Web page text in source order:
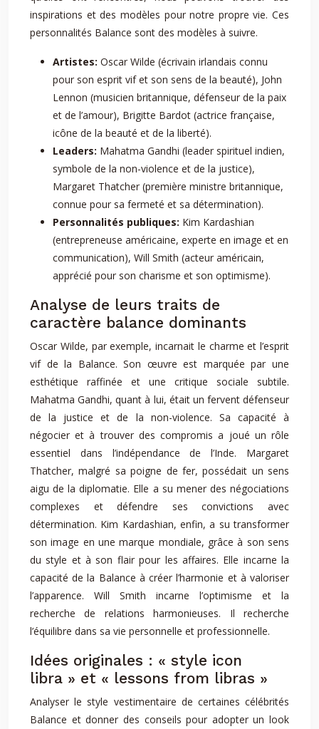
inspirations et des modèles pour notre propre vie. Ces
personnalités Balance sont des modèles à suivre.
Artistes: Oscar Wilde (écrivain irlandais connu
pour son esprit vif et son sens de la beauté), John
Lennon (musicien britannique, défenseur de la paix
et de l’amour), Brigitte Bardot (actrice française,
icône de la beauté et de la liberté).
Leaders: Mahatma Gandhi (leader spirituel indien,
symbole de la non-violence et de la justice),
Margaret Thatcher (première ministre britannique,
connue pour sa fermeté et sa détermination).
Personnalités publiques: Kim Kardashian
(entrepreneuse américaine, experte en image et en
communication), Will Smith (acteur américain,
apprécié pour son charisme et son optimisme).
Analyse de leurs traits de
caractère balance dominants
Oscar Wilde, par exemple, incarnait le charme et l’esprit
vif de la Balance. Son œuvre est marquée par une
esthétique raffinée et une critique sociale subtile.
Mahatma Gandhi, quant à lui, était un fervent défenseur
de la justice et de la non-violence. Sa capacité à
négocier et à trouver des compromis a joué un rôle
essentiel dans l’indépendance de l’Inde. Margaret
Thatcher, malgré sa poigne de fer, possédait un sens
aigu de la diplomatie. Elle a su mener des négociations
complexes et défendre ses convictions avec
détermination. Kim Kardashian, enfin, a su transformer
son image en une marque mondiale, grâce à son sens
du style et à son flair pour les affaires. Elle incarne la
capacité de la Balance à créer l’harmonie et à valoriser
l’apparence. Will Smith incarne l’optimisme et la
recherche de relations harmonieuses. Il recherche
l’équilibre dans sa vie personnelle et professionnelle.
Idées originales : « style icon
libra » et « lessons from libras »
Analyser le style vestimentaire de certaines célébrités
Balance et donner des conseils pour adopter un look